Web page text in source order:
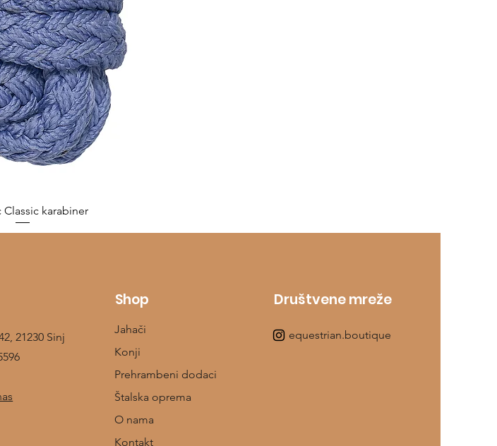
Classic karabiner
Cijena
10,00 €
21230 Sinj
Shop
Jahači
Konji
Prehrambeni dodaci
Štalska oprema
O nama
Kontakt
Društvene mreže
equestrian.boutique